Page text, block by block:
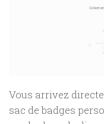
Vous arrivez
sac de badges